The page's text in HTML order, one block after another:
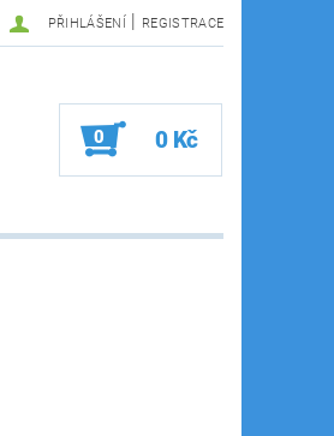
PŘIHLÁŠENÍ | REGISTRACE
0 0 Kč